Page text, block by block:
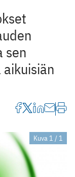
sen
Kuva 1 / 1